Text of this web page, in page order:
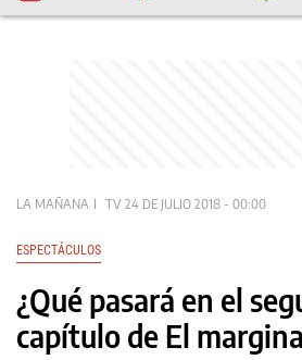
LA MAÑANA TV 24 DE JULIO 2018 - 00:00
ESPECTÁCULOS
¿Qué pasará en el
capítulo de El